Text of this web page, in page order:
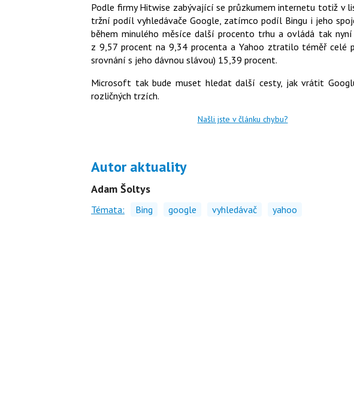
Podle firmy Hitwise zabývající se průzkumem internetu totiž v
tržní podíl vyhledávače Google, zatímco podíl Bingu i jeho
během minulého měsíce další procento trhu a ovládá tak
z 9,57 procent na 9,34 procenta a Yahoo ztratilo téměř celé
srovnání s jeho dávnou slávou) 15,39 procent.
Microsoft tak bude muset hledat další cesty, jak vrátit
rozličných trzích.
Našli jste v článku chybu?
Autor aktuality
Adam Šoltys
Témata: Bing google vyhledávač yahoo